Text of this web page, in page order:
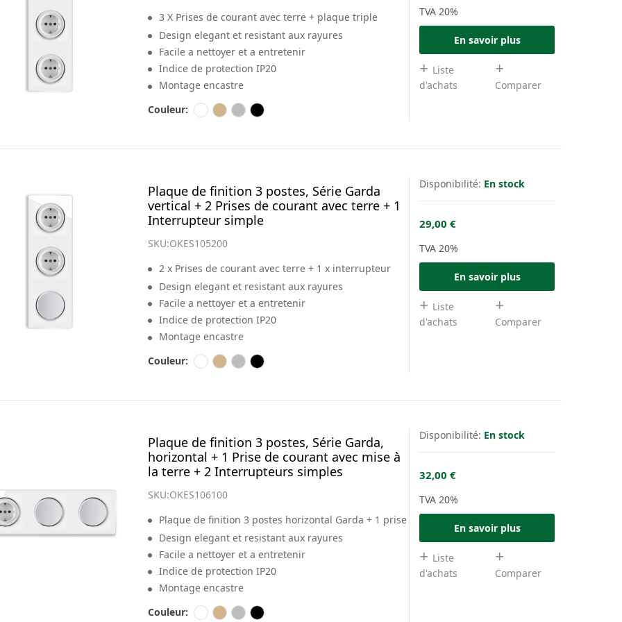
3 X Prises de courant avec terre + plaque triple
finition Garda
Design elegant et resistant aux rayures
Facile a nettoyer et a entretenir
Indice de protection IP20
Montage encastre
Couleur:
TVA 20%
En savoir plus
Liste
d'achats
Comparer
Plaque de finition 3 postes, Série Garda
vertical + 2 Prises de courant avec terre + 1
Interrupteur simple
SKU:OKES105200
2 x Prises de courant avec terre + 1 x interrupteur
simple allumage + 1 x plaque triple vertical finition
Garda
Design elegant et resistant aux rayures
Facile a nettoyer et a entretenir
Indice de protection IP20
Montage encastre
Couleur:
Disponibilité: En stock
29,00 €
TVA 20%
En savoir plus
Liste
d'achats
Comparer
Plaque de finition 3 postes, Série Garda,
horizontal + 1 Prise de courant avec mise à
la terre + 2 Interrupteurs simples
SKU:OKES106100
Plaque de finition 3 postes horizontal Garda + 1 prise
avec terre + 2 interrupteurs simples
Design elegant et resistant aux rayures
Facile a nettoyer et a entretenir
Indice de protection IP20
Montage encastre
Couleur:
Disponibilité: En stock
32,00 €
TVA 20%
En savoir plus
Liste
d'achats
Comparer